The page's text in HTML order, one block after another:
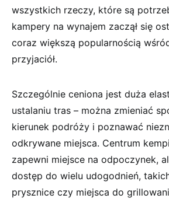
wszystkich rzeczy, które są
kampery na wynajem zaczął się
coraz większą popularnością
przyjaciół.
Szczególnie ceniona jest duża
ustalaniu tras – można zmieniać
kierunek podróży i poznawać
odkrywane miejsca. Centrum
zapewni miejsce na odpoczynek,
dostęp do wielu udogodnień,
prysznice czy miejsca do